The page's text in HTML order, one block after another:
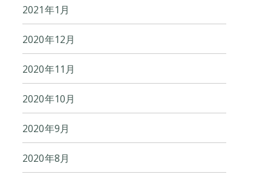
2021年1月
2020年12月
2020年11月
2020年10月
2020年9月
2020年8月